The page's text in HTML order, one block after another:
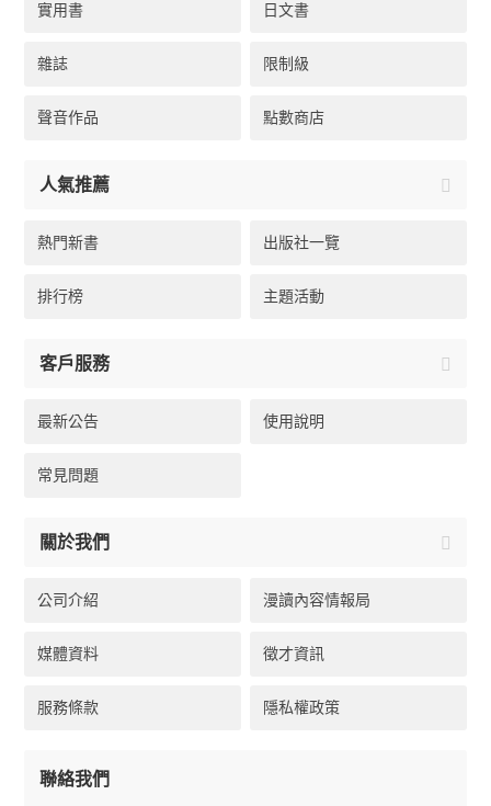
實用書 日文書
雜誌 限制級
聲音作品 點數商店
人氣推薦
熱門新書 出版社一覽
排行榜 主題活動
客戶服務
最新公告 使用說明
常見問題
關於我們
公司介紹 漫讀內容情報局
媒體資料 徵才資訊
服務條款 隱私權政策
聯絡我們